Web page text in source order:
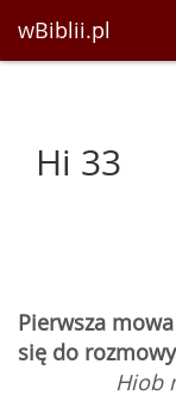
wBiblii.pl
Hi 33
Pierwsza
się do rozmowy
Hiob